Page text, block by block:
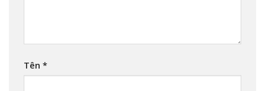
Tên *